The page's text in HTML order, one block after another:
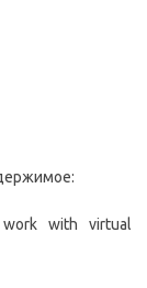
with virtual